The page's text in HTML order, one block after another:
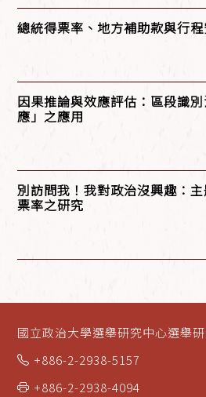
總統得票率、地方補助款與行
因果推論與效應評估：區段識
應」之應用
別訪問我！我對政治沒興趣：
票率之研究
國立政治大學選舉研究中心選舉
+886-2-2938-5157
+886-2-2938-4094